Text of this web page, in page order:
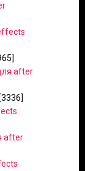
after
[3336]
after